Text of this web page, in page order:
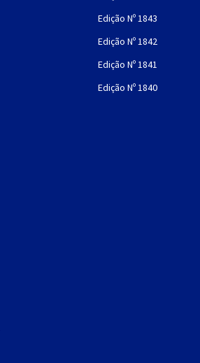
Edição Nº 1843
Edição Nº 1842
Edição Nº 1841
Edição Nº 1840